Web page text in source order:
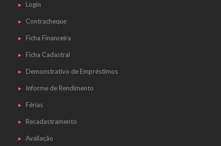
Login
Contracheque
Ficha Financeira
Ficha Cadastral
Demonstrativo de Empréstimos
Informe de Rendimento
Férias
Recadastramento
Avaliação